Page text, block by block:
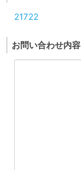
21722
お問い合わせ内容